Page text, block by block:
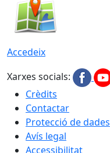
Accedeix
Xarxes socials:
Crèdits
Contactar
Protecció de dades
Avís legal
Accessibilitat